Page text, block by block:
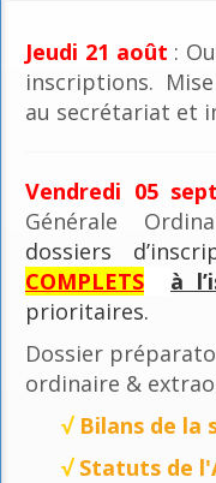
Jeudi 21 août :
inscriptions.
au secrétariat et
Vendredi 05
Générale
dossiers
COMPLETS
à
prioritaires.
Dossier
ordinaire &
√ Bilans de la
√ Statuts de